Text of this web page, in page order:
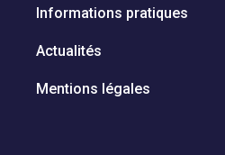
Informations pratiques
Actualités
Mentions légales